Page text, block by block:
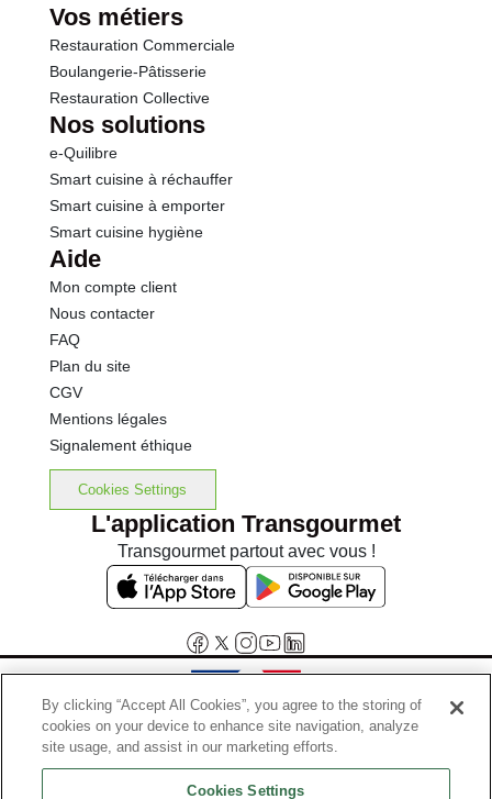
Vos métiers
Restauration Commerciale
Boulangerie-Pâtisserie
Restauration Collective
Nos solutions
e-Quilibre
Smart cuisine à réchauffer
Smart cuisine à emporter
Smart cuisine hygiène
Aide
Mon compte client
Nous contacter
FAQ
Plan du site
CGV
Mentions légales
Signalement éthique
Cookies Settings
L'application Transgourmet
Transgourmet partout avec vous !
Interdiction de vente de boissons alcooliques aux mineurs de
moins de 18 ans
By clicking “Accept All Cookies”, you agree to the storing of
cookies on your device to enhance site navigation, analyze
site usage, and assist in our marketing efforts.
Cookies Settings